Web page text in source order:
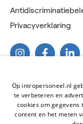
Privacyverklaring
Op intropersoneel.nl
te verbeteren en
cookies om
content en het meten